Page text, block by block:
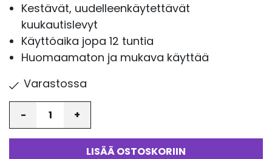
Kestävät, uudelleenkäytettävät
kuukautislevyt
Käyttöaika jopa 12 tuntia
Huomaamaton ja mukava käyttää
Varastossa
LISÄÄ OSTOSKORIIN